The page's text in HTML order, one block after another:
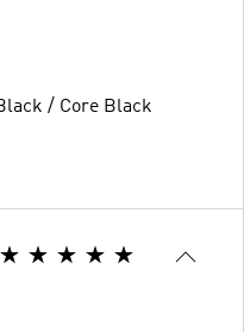
/ Core Black